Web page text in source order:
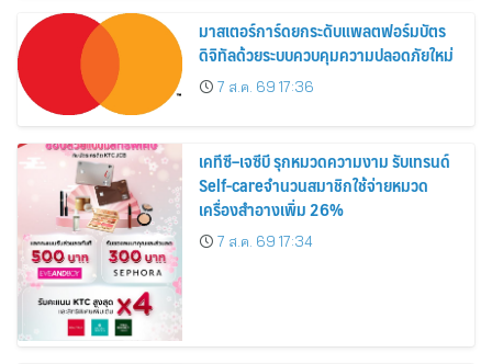
มาสเตอร์การ์ดยกระดับแพลตฟอร์มบัตร
ดิจิทัลด้วยระบบควบคุมความปลอดภัยใหม่
7 ส.ค. 69 17:36
เคทีซี–เจซีบี รุกหมวดความงาม รับเทรนด์
Self-careจำนวนสมาชิกใช้จ่ายหมวด
เครื่องสำอางเพิ่ม 26%
7 ส.ค. 69 17:34